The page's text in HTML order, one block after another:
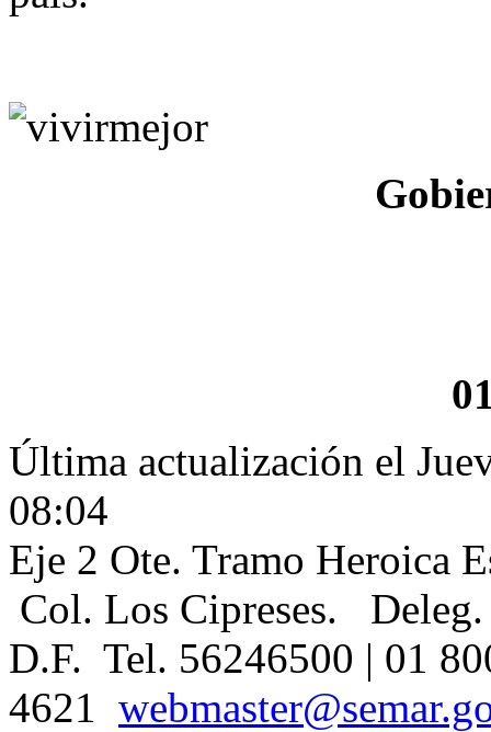
Última actualización el
08:04
Eje 2 Ote. Tramo Heroica
Col. Los Cipreses.
D.F. Tel. 56246500 | 01
4621